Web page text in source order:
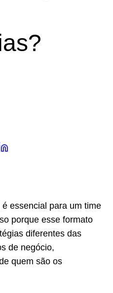
essencial para um time
porque esse formato
diferentes das
de negócio,
quem são os